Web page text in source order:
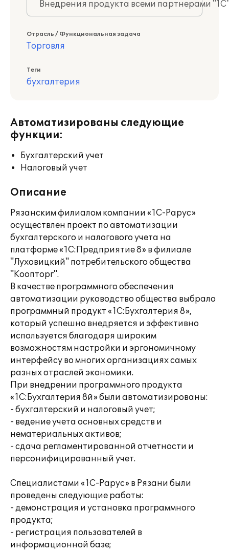
Внедрения продукта всеми партнерами
Отрасль / Функциональная задача
Торговля
Теги
бухгалтерия
Автоматизированы следующие
функции:
Бухгалтерский учет
Налоговый учет
Описание
Рязанским филиалом компании «1С-Рарус»
осуществлен проект по автоматизации
бухгалтерского и налогового учета на
платформе «1С:Предприятие 8» в филиале
"Луховицкий" потребительского общества
"Коопторг".
В качестве программного обеспечения
автоматизации руководство общества выбрало
программный продукт «1С:Бухгалтерия 8»,
который успешно внедряется и эффективно
используется благодаря широким
возможностям настройки и эргономичному
интерфейсу во многих организациях самых
разных отраслей экономики.
При внедрении программного продукта
«1С:Бухгалтерия 8й» были автоматизированы:
- бухгалтерский и налоговый учет;
- ведение учета основных средств и
нематериальных активов;
- сдача регламентированной отчетности и
персонифицированный учет.
Специалистами «1С-Рарус» в Рязани были
проведены следующие работы:
- демонстрация и установка программного
продукта;
- регистрация пользователей в
информационной базе;